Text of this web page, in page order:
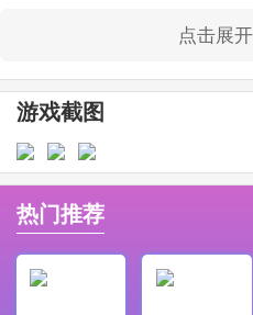
游戏特色
1、游戏中还有各种各样的
更好地战斗。
2、游戏还为玩家提供了大
都有不同的难度。
3、解锁不同的战士进行挑
点击展
游戏截图
热门推荐